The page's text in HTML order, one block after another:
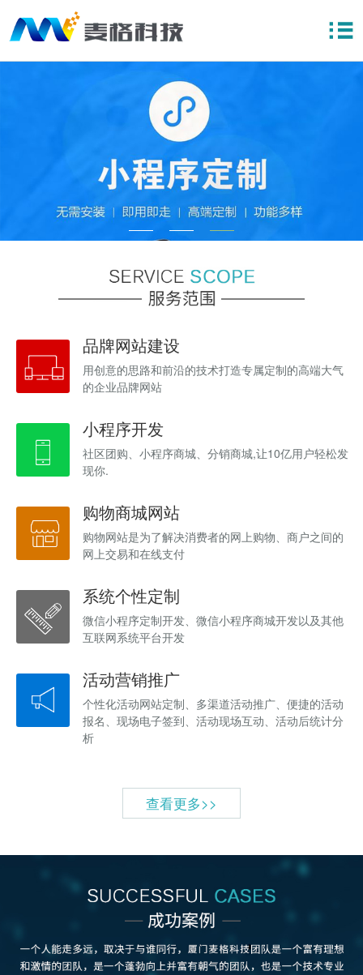
品牌网站建设
用创意的思路和前沿的技术打造专属定制的高端大气
的企业品牌网站
小程序开发
社区团购、小程序商城、分销商城,让10亿用户轻松发
现你.
购物商城网站
购物网站是为了解决消费者的网上购物、商户之间的
网上交易和在线支付
系统个性定制
微信小程序定制开发、微信小程序商城开发以及其他
互联网系统平台开发
活动营销推广
个性化活动网站定制、多渠道活动推广、便捷的活动
报名、现场电子签到、活动现场互动、活动后统计分
析
查看更多>>